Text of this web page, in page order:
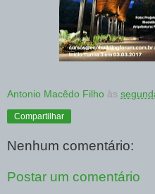
Antonio Macêdo Filho às
Compartilhar
Nenhum comentário:
Postar um comentário